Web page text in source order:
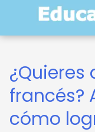
¿Quieres
francés?
cómo